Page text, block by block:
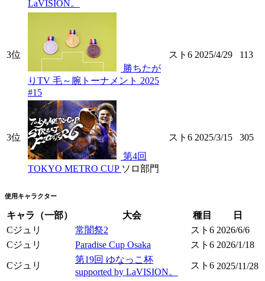
LaVISION。
3位
勝ちたが
りTV 毛～腕トーナメント 2025
#15
スト6 2025/4/29 113
3位
第4回
TOKYO METRO CUP ソロ部門
スト6 2025/3/15 305
使用キャラクター
キャラ（一部） 大会 種目
日
Cジュリ
常闇祭2 スト6 2026/6/6
Cジュリ
Paradise Cup Osaka スト6 2026/1/18
Cジュリ
第19回 ゆなっこ杯
supported by LaVISION。
スト6 2025/11/28